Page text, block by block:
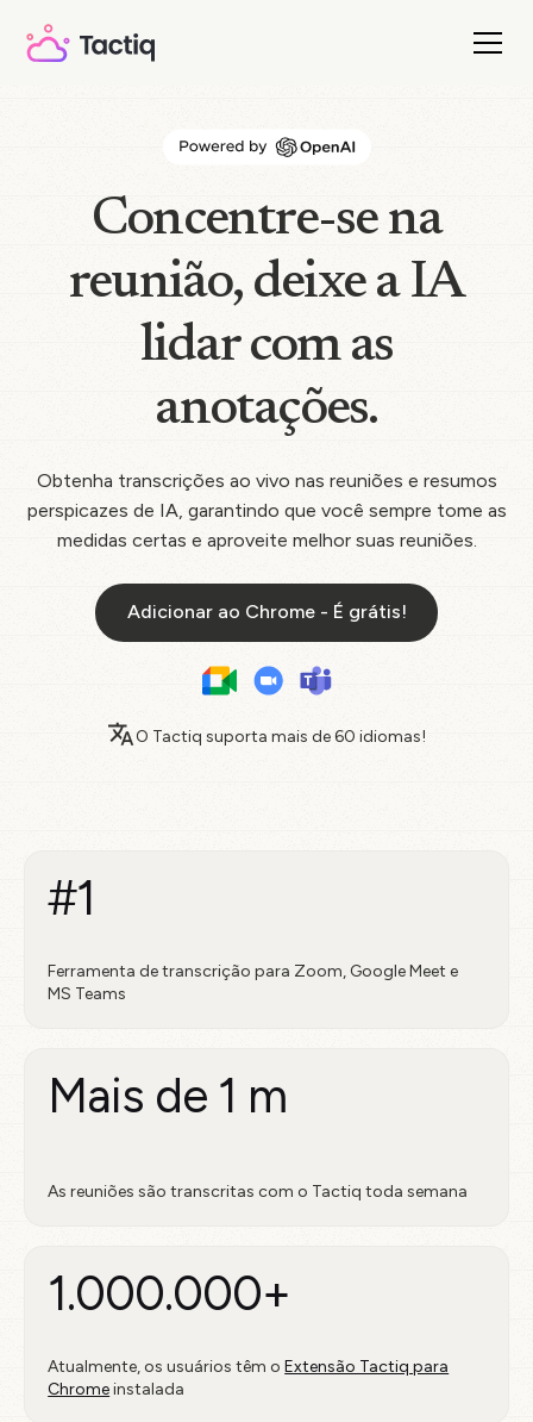
Concentre-se na
reunião, deixe a IA
lidar com as
anotações.
Obtenha transcrições ao vivo nas reuniões e resumos
perspicazes de IA, garantindo que você sempre tome as
medidas certas e aproveite melhor suas reuniões.
Adicionar ao Chrome - É grátis!
O Tactiq suporta mais de60 idiomas!
#1
Ferramenta de transcrição para Zoom, Google Meet e
MS Teams
Mais de 1 m
As reuniões são transcritas com o Tactiq toda semana
1.000.000+
Atualmente, os usuários têm oExtensão Tactiq para
Chromeinstalada